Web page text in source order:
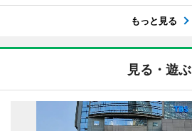
もっと見る
見る・遊ぶ